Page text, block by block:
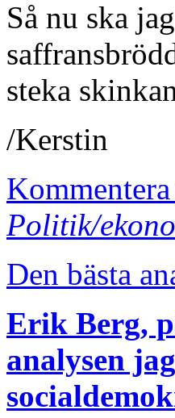
Så nu ska
steka
/Kerstin
Politik/
Den bästa
Erik Berg,
analysen